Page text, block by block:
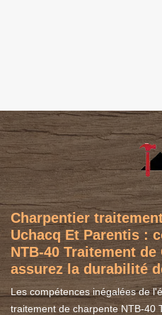
Charpentier
Uchacq Et Parentis :
NTB-40 Traitement
assurez la durabilité
Les compétences inégalées de
traitement de charpente NTB-40